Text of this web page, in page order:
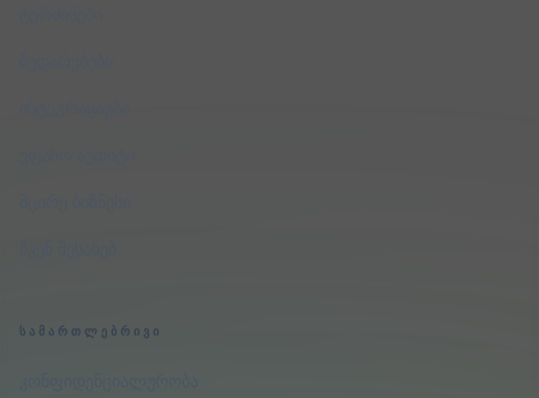
ᲡᲐᲛᲐᲠᲗᲚᲔᲑᲠᲘᲕᲘ